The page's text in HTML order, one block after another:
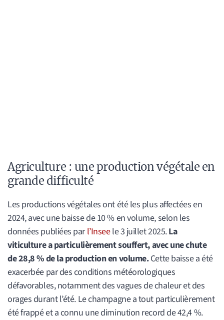
Agriculture : une production végétale en
grande difficulté
Les productions végétales ont été les plus affectées en
2024, avec une baisse de 10 % en volume, selon les
données publiées parl’Inseele 3 juillet 2025.La
viticulture a particulièrement souffert, avec une chute
de 28,8 % de la production en volume.Cette baisse a été
exacerbée par des conditions météorologiques
défavorables, notamment des vagues de chaleur et des
orages durant l’été. Le champagne a tout particulièrement
été frappé et a connu une diminution record de 42,4 %.